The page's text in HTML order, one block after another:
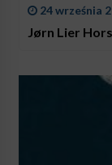
24 września
Jørn Lier